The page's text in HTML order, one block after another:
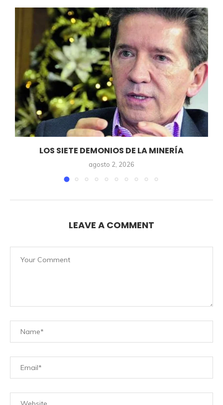
LOS SIETE DEMONIOS DE LA MINERÍA
agosto 2, 2026
LEAVE A COMMENT